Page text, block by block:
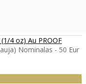
4 oz) Au PROOF
Nominalas - 50 Eur